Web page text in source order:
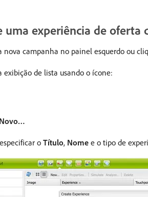
uma experiência de oferta
nova campanha no painel esquerdo ou
exibição de lista usando o ícone:
Novo…
o Título, Nome e o tipo de